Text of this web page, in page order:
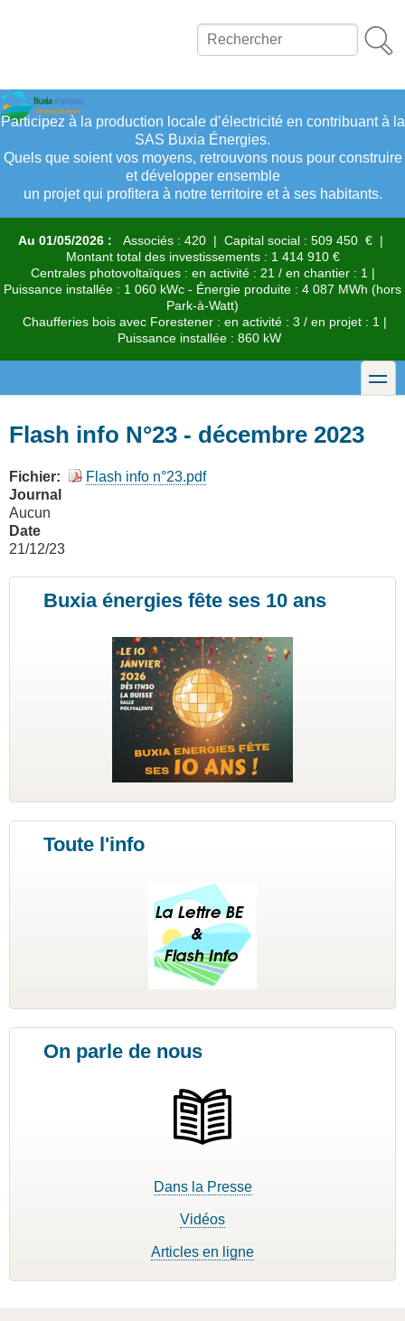
Rechercher
Participez à la production locale d’électricité en contribuant à la
SAS Buxia Énergies.
Quels que soient vos moyens, retrouvons nous pour construire
et développer ensemble
un projet qui profitera à notre territoire et à ses habitants.
Au 01/05/2026 : Associés : 420 | Capital social : 509 450 € |
Montant total des investissements : 1 414 910 €
Centrales photovoltaïques : en activité : 21 / en chantier : 1 |
Puissance installée : 1 060 kWc - Énergie produite : 4 087 MWh (hors
Park-à-Watt)
Chaufferies bois avec Forestener : en activité : 3 / en projet : 1 |
Puissance installée : 860 kW
toggle
Flash info N°23 - décembre 2023
Fichier
Flash info n°23.pdf
Journal
Aucun
Date
21/12/23
Buxia énergies fête ses 10 ans
Toute l'info
On parle de nous
Dans la Presse
Vidéos
Articles en ligne